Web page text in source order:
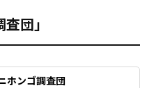
団」
ホンゴ調査団